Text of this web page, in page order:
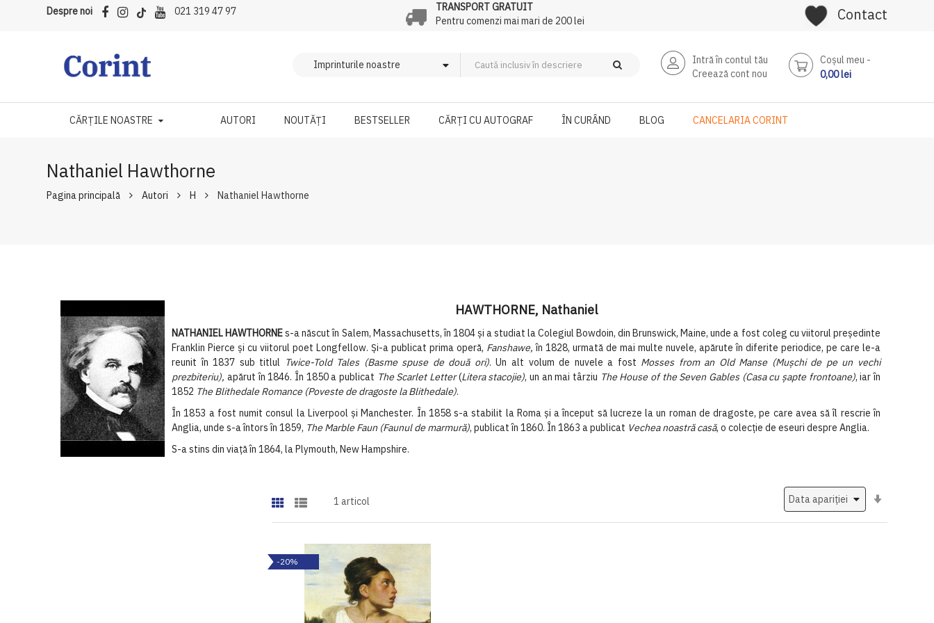
Despre noi 021 319 47 97
TRANSPORT GRATUIT
Pentru comenzi mai mari de 200 lei
Contact
Intră în contul tău
Creează cont nou
Coşul meu
0,00 lei
CĂRȚILE NOASTRE AUTORI NOUTĂȚI BESTSELLER CĂRȚI CU AUTOGRAF ÎN CURÂND BLOG CANCELARIA CORINT
Nathaniel Hawthorne
Pagina principală Autori H Nathaniel Hawthorne
HAWTHORNE, Nathaniel
NATHANIEL HAWTHORNEs-a născut în Salem, Massachusetts, în 1804 şi a studiat la Colegiul Bowdoin, din Brunswick, Maine, unde a fost coleg cu viitorul preşedinte
Franklin Pierce şi cu viitorul poet Longfellow. Şi-a publicat prima operă, Fanshawe,în 1828, urmată de mai multe nuvele, apărute în diferite periodice, pe care le-a
reunit în 1837 sub titlul Twice-Told Tales (Basme spuse de două ori). Un alt volum de nuvele a fost Mosses from an Old Manse (Muşchi de pe un vechi
prezbiteriu), apărut în 1846. În 1850 a publicat The Scarlet Letter(Litera stacojie), un an mai târziu The House of the Seven Gables (Casa cu şapte frontoane), iar în
1852 The Blithedale Romance (Poveste de dragoste la Blithedale).
În 1853 a fost numit consul la Liverpool şi Manchester. În 1858 s-a stabilit la Roma şi a început să lucreze la un roman de dragoste, pe care avea să îl rescrie în
Anglia, unde s-a întors în 1859, The Marble Faun (Faunul de marmură), publicat în 1860. În 1863 a publicat Vechea noastră casă, o colecţie de eseuri despre Anglia.
S-a stins din viaţă în 1864, la Plymouth, New Hampshire.
1 articol
-20%